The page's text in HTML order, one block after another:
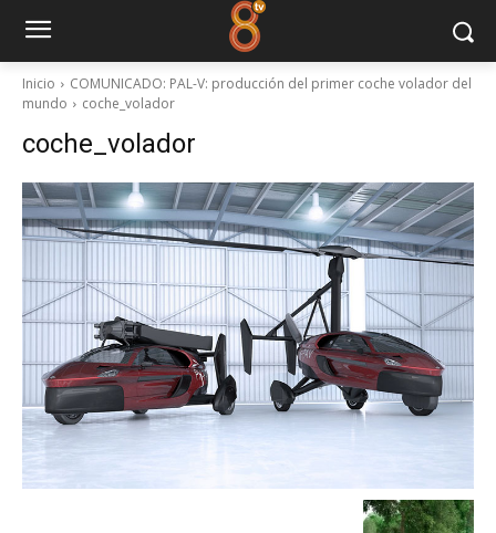
Inicio
COMUNICADO: PAL-V: producción del primer coche volador del
mundo
coche_volador
coche_volador